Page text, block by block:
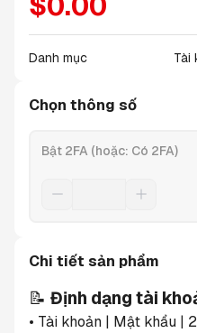
Danh mục Tài
Chọn thông số
Bật 2FA (hoặc: Có 2FA)
Chi tiết sản phẩm
📝 Định dạng tài
• Tài khoản | Mật khẩu |